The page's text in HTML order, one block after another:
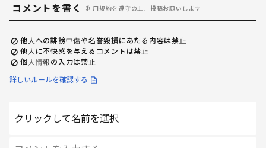
コメントを書く 利用規約を遵守の上、投稿お願いします
他人への誹謗中傷や名誉毀損にあたる内容は禁止
他人に不快感を与えるコメントは禁止
個人情報の入力は禁止
詳しいルールを確認する
クリックして名前を選択